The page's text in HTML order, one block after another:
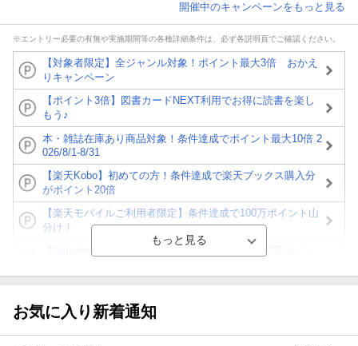
開催中のキャンペーンをもっと見る
※エントリー必要の有無や実施期間等の各種詳細条件は、必ず各説明頁でご確認ください。
【対象者限定】全ジャンル対象！ポイント最大3倍 おかえ
りキャンペーン
【ポイント3倍】図書カードNEXT利用でお得に読書を楽し
もう♪
本・雑誌在庫あり商品対象！条件達成でポイント最大10倍 2
026/8/1-8/31
【楽天Kobo】初めての方！条件達成で楽天ブックス購入分
がポイント20倍
【楽天モバイルご利用者限定】条件達成で100万ポイント山
分け！
が当たる！
お気に入り新着通知